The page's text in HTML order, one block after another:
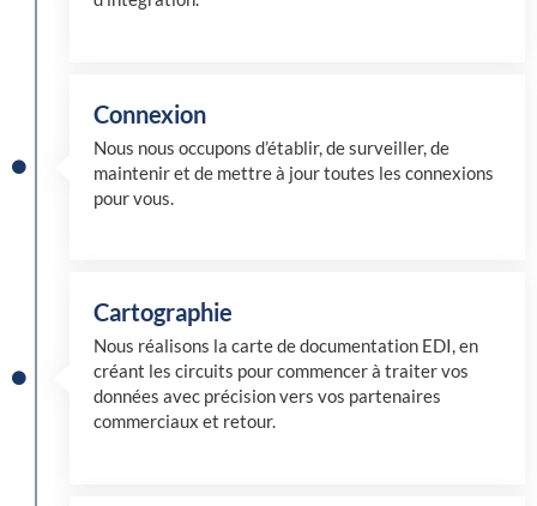
Connexion
Nous nous occupons d’établir, de surveiller, de
maintenir et de mettre à jour toutes les connexions
pour vous.
Cartographie
Nous réalisons la carte de documentation EDI, en
créant les circuits pour commencer à traiter vos
données avec précision vers vos partenaires
commerciaux et retour.